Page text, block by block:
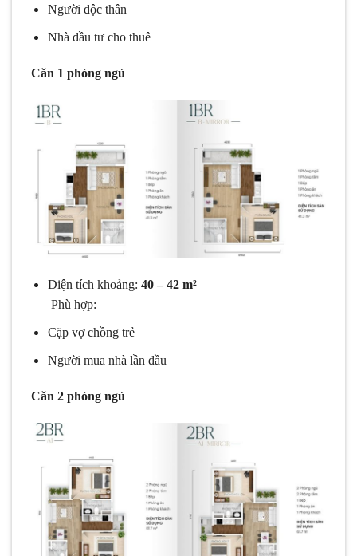
Người độc thân
Nhà đầu tư cho thuê
Căn 1 phòng ngủ
Diện tích khoảng: 40 – 42 m²
Phù hợp:
Cặp vợ chồng trẻ
Người mua nhà lần đầu
Căn 2 phòng ngủ